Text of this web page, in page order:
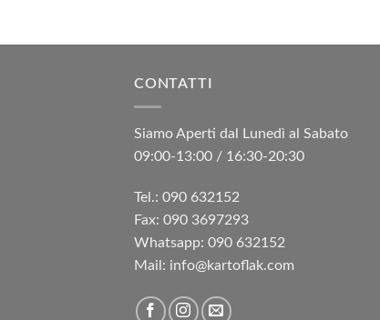
CONTATTI
Siamo Aperti dal Lunedì al Sabato
09:00-13:00 / 16:30-20:30
Tel.: 090 632152
Fax: 090 3697293‬
Whatsapp: 090 632152
Mail: info@kartoflak.com